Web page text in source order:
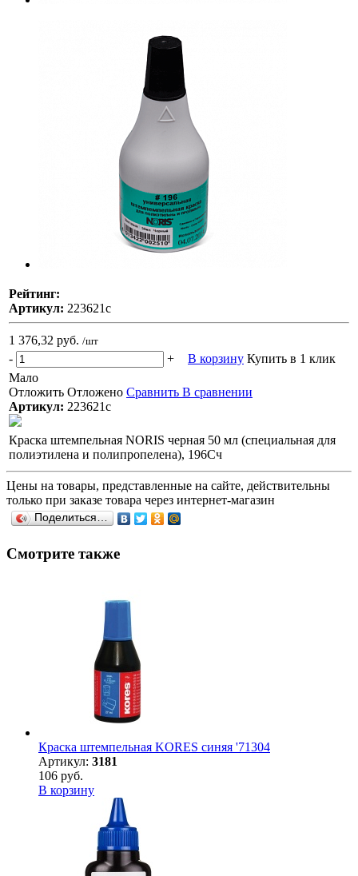
Рейтинг:
Артикул: 223621с
1 376,32 руб. /шт
- + В корзину Купить в 1 клик
Мало
Отложить Отложено Сравнить В сравнении
Артикул: 223621с
Краска штемпельная NORIS черная 50 мл (специальная для
полиэтилена и полипропелена), 196Сч
Цены на товары, представленные на сайте, действительны
только при заказе товара через интернет-магазин
Поделиться…
Смотрите также
Краска штемпельная KORES синяя '71304
Артикул: 3181
106 руб.
В корзину